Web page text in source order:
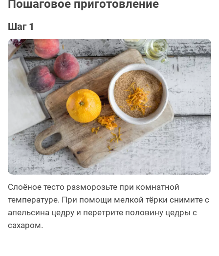
Пошаговое приготовление
Шаг 1
Слоёное тесто разморозьте при комнатной
температуре. При помощи мелкой тёрки снимите с
апельсина цедру и перетрите половину цедры с
сахаром.